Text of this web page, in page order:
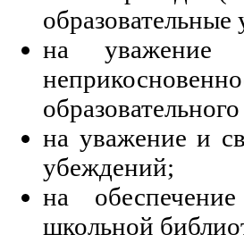
на уважение
на уважение и
убеждений;
на
школьной